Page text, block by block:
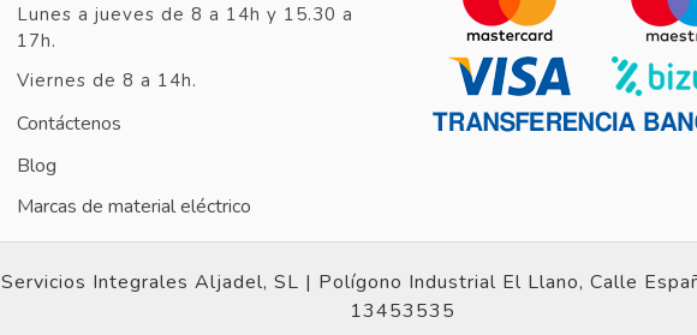
Lunes a jueves de 8 a 14h y 15.30 a
17h.
Viernes de 8 a 14h.
Contáctenos
Blog
Marcas de material eléctrico
Servicios Integrales Aljadel, SL | Polígono Industrial El Llano, Calle
13453535